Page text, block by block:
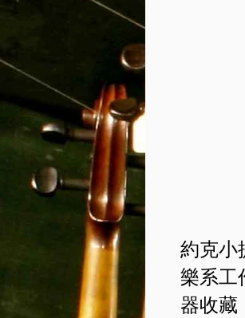
約克小
樂系工
器收藏